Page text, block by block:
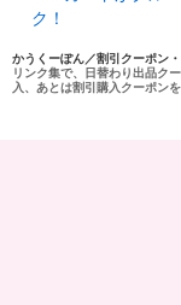
ク！
かうくーぽん／割引クーポン
リンク集で、日替わり出品ク
入、あとは割引購入クーポン